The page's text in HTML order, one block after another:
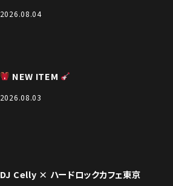
2026.08.04
NEW ITEM
2026.08.03
DJ Celly × ハードロックカフェ東京